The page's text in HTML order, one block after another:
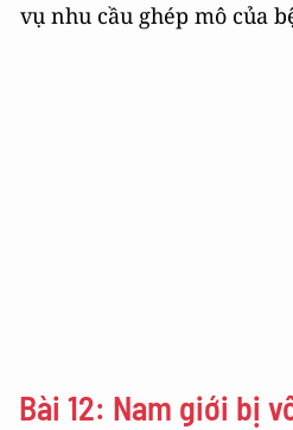
vụ nhu cầu ghép mô của
Bài 12: Nam giới bị